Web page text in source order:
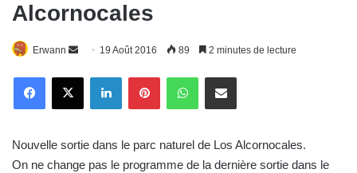
Alcornocales
Erwann
o
e
r
19 Août 2016 89 2 minutes de lecture
Nouvelle sortie dans le parc naturel de Los Alcornocales.
On ne change pas le programme de la dernière sortie dans le